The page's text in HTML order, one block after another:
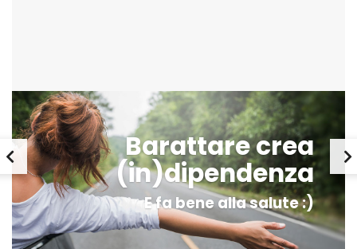
Barattare crea
(in)dipendenza
E fa bene alla salute :)